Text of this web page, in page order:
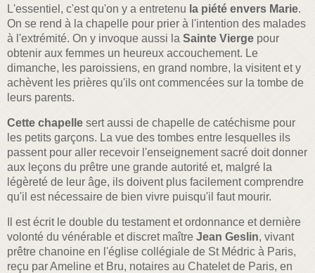
L'essentiel, c'est qu'on y a entretenu la piété envers Marie.
On se rend à la chapelle pour prier à l'intention des malades
à l'extrémité. On y invoque aussi la Sainte Vierge pour
obtenir aux femmes un heureux accouchement. Le
dimanche, les paroissiens, en grand nombre, la visitent et y
achèvent les prières qu'ils ont commencées sur la tombe de
leurs parents.
Cette chapelle sert aussi de chapelle de catéchisme pour
les petits garçons. La vue des tombes entre lesquelles ils
passent pour aller recevoir l'enseignement sacré doit donner
aux leçons du prêtre une grande autorité et, malgré la
légèreté de leur âge, ils doivent plus facilement comprendre
qu'il est nécessaire de bien vivre puisqu'il faut mourir.
Il est écrit le double du testament et ordonnance et dernière
volonté du vénérable et discret maître Jean Geslin, vivant
prêtre chanoine en l'église collégiale de St Médric à Paris,
reçu par Ameline et Bru, notaires au Chatelet de Paris, en